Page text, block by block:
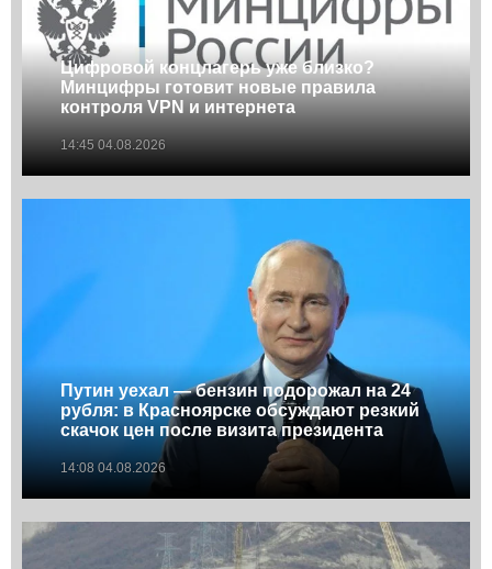
Цифровой концлагерь уже близко?
Минцифры готовит новые правила
контроля VPN и интернета
14:45 04.08.2026
Путин уехал — бензин подорожал на 24
рубля: в Красноярске обсуждают резкий
скачок цен после визита президента
14:08 04.08.2026